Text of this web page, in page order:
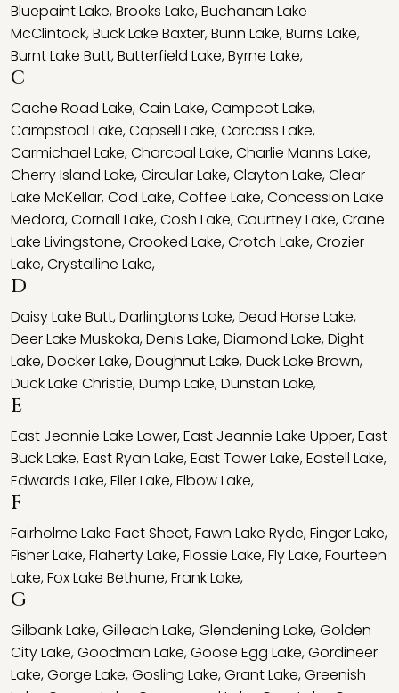
Bluepaint Lake,Brooks Lake,Buchanan Lake
McClintock,Buck Lake Baxter,Bunn Lake,Burns Lake,
Burnt Lake Butt,Butterfield Lake,Byrne Lake,
C
Cache Road Lake,Cain Lake,Campcot Lake,
Campstool Lake,Capsell Lake,Carcass Lake,
Carmichael Lake,Charcoal Lake,Charlie Manns Lake,
Cherry Island Lake,Circular Lake,Clayton Lake,Clear
Lake McKellar,Cod Lake,Coffee Lake,Concession Lake
Medora,Cornall Lake,Cosh Lake,Courtney Lake,Crane
Lake Livingstone,Crooked Lake,Crotch Lake,Crozier
Lake,Crystalline Lake,
D
Daisy Lake Butt,Darlingtons Lake,Dead Horse Lake,
Deer Lake Muskoka,Denis Lake,Diamond Lake,Dight
Lake,Docker Lake,Doughnut Lake,Duck Lake Brown,
Duck Lake Christie,Dump Lake,Dunstan Lake,
E
East Jeannie Lake Lower,East Jeannie Lake Upper,East
Buck Lake,East Ryan Lake,East Tower Lake,Eastell Lake,
Edwards Lake,Eiler Lake,Elbow Lake,
F
Fairholme Lake Fact Sheet,Fawn Lake Ryde,Finger Lake,
Fisher Lake,Flaherty Lake,Flossie Lake,Fly Lake,Fourteen
Lake,Fox Lake Bethune,Frank Lake,
G
Gilbank Lake,Gilleach Lake,Glendening Lake,Golden
City Lake,Goodman Lake,Goose Egg Lake,Gordineer
Lake,Gorge Lake,Gosling Lake,Grant Lake,Greenish